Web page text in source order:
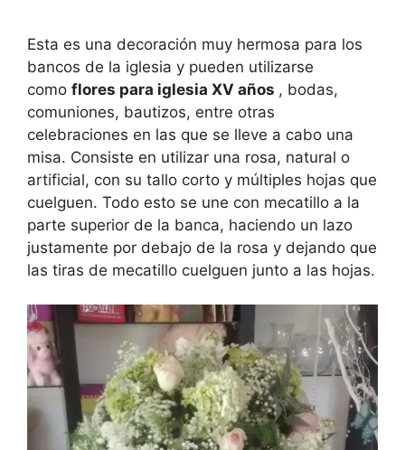
Esta es una decoración muy hermosa para los
bancos de la iglesia y pueden utilizarse
como flores para iglesia XV años , bodas,
comuniones, bautizos, entre otras
celebraciones en las que se lleve a cabo una
misa. Consiste en utilizar una rosa, natural o
artificial, con su tallo corto y múltiples hojas que
cuelguen. Todo esto se une con mecatillo a la
parte superior de la banca, haciendo un lazo
justamente por debajo de la rosa y dejando que
las tiras de mecatillo cuelguen junto a las hojas.